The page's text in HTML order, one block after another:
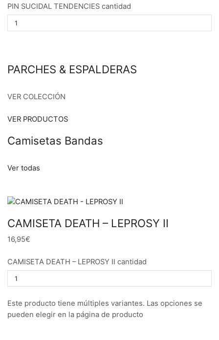
PIN SUCIDAL TENDENCIES cantidad
PARCHES & ESPALDERAS
VER COLECCIÓN
VER PRODUCTOS
Camisetas Bandas
Ver todas
CAMISETA DEATH – LEPROSY II
16,95€
CAMISETA DEATH – LEPROSY II cantidad
Este producto tiene múltiples variantes. Las opciones se
pueden elegir en la página de producto